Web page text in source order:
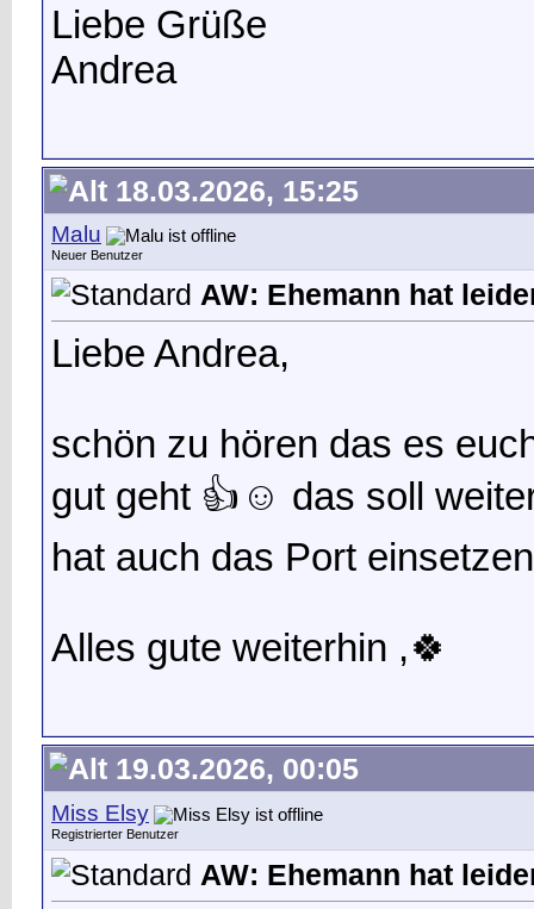
Liebe Grüße
Andrea
18.03.2026, 15:25
Malu
Neuer Benutzer
AW: Ehemann hat
Liebe Andrea,
schön zu hören das es
gut geht 👍☺️ das soll
hat auch das Port
Alles gute weiterhin ,🍀
19.03.2026, 00:05
Miss Elsy
Registrierter Benutzer
AW: Ehemann hat